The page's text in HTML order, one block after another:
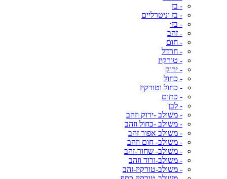
- בז
- בז וניטרליים
- בז׳
- זהב
- חום
- חרדל
- טורקיז
- ירוק
- כחול
- כחול וטורקיז
- כתום
- לבן
- משולב -ירוק וזהב
- משולב -כחול וזהב
- משולב אפור זהב
- משולב- חום וזהב
- משולב- שחור-זהב
- משולב-ורוד וזהב
- משולב-טורקיז-זהב